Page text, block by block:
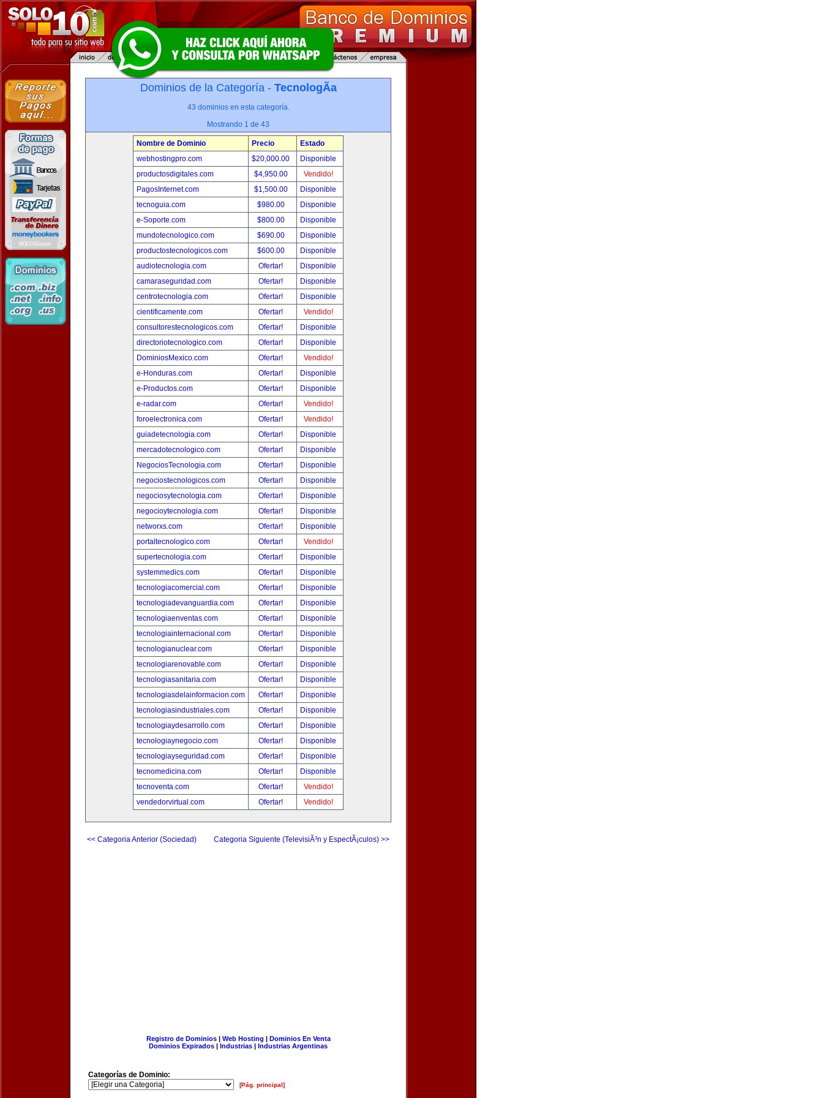
Dominios de la Categoría - TecnologÃ­a
43 dominios en esta categoría.
Mostrando 1 de 43
Nombre de Dominio Precio
Estado
webhostingpro.com
$20,000.00
Disponible
productosdigitales.com
$4,950.00
Vendido!
PagosInternet.com
$1,500.00
Disponible
tecnoguia.com
$980.00
Disponible
e-Soporte.com
$800.00
Disponible
mundotecnologico.com
$690.00
Disponible
productostecnologicos.com
$600.00
Disponible
audiotecnologia.com
Ofertar!
Disponible
camaraseguridad.com
Ofertar!
Disponible
centrotecnologia.com
Ofertar!
Disponible
cientificamente.com
Ofertar!
Vendido!
consultorestecnologicos.com
Ofertar!
Disponible
directoriotecnologico.com
Ofertar!
Disponible
DominiosMexico.com
Ofertar!
Vendido!
e-Honduras.com
Ofertar!
Disponible
e-Productos.com
Ofertar!
Disponible
e-radar.com
Ofertar!
Vendido!
foroelectronica.com
Ofertar!
Vendido!
guiadetecnologia.com
Ofertar!
Disponible
mercadotecnologico.com
Ofertar!
Disponible
NegociosTecnologia.com
Ofertar!
Disponible
negociostecnologicos.com
Ofertar!
Disponible
negociosytecnologia.com
Ofertar!
Disponible
negocioytecnologia.com
Ofertar!
Disponible
networxs.com
Ofertar!
Disponible
portaltecnologico.com
Ofertar!
Vendido!
supertecnologia.com
Ofertar!
Disponible
systemmedics.com
Ofertar!
Disponible
tecnologiacomercial.com
Ofertar!
Disponible
tecnologiadevanguardia.com
Ofertar!
Disponible
tecnologiaenventas.com
Ofertar!
Disponible
tecnologiainternacional.com
Ofertar!
Disponible
tecnologianuclear.com
Ofertar!
Disponible
tecnologiarenovable.com
Ofertar!
Disponible
tecnologiasanitaria.com
Ofertar!
Disponible
tecnologiasdelainformacion.com
Ofertar!
Disponible
tecnologiasindustriales.com
Ofertar!
Disponible
tecnologiaydesarrollo.com
Ofertar!
Disponible
tecnologiaynegocio.com
Ofertar!
Disponible
tecnologiayseguridad.com
Ofertar!
Disponible
tecnomedicina.com
Ofertar!
Disponible
tecnoventa.com
Ofertar!
Vendido!
vendedorvirtual.com
Ofertar! Vendido!
<< Categoria Anterior (Sociedad) Categoria Siguiente (TelevisiÃ³n y EspectÃ¡culos) >>
Registro de Dominios| Web Hosting | Dominios En Venta
Dominios Expirados | Industrias | Industrias Argentinas
Categorías de Dominio:
[Pág. principal]